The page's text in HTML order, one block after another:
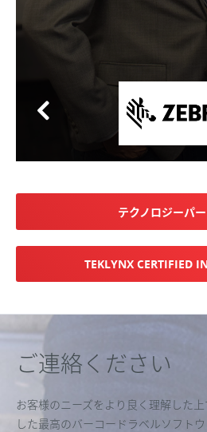
テクノロジーパ
TEKLYNX CERTIFIED
ご連絡ください
お客様のニーズをより良く理解した
した最高のバーコードラベルソフト